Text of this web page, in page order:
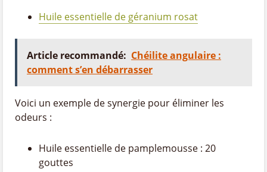
Huile essentielle de géranium rosat
Article recommandé: Chéilite angulaire :
comment s’en débarrasser
Voici un exemple de synergie pour éliminer les
odeurs :
Huile essentielle de pamplemousse : 20
gouttes